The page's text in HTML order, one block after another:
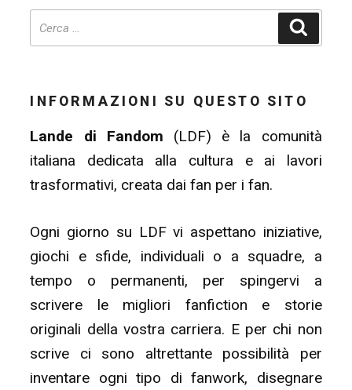
INFORMAZIONI SU QUESTO SITO
Lande di Fandom (LDF) è la comunità
italiana dedicata alla cultura e ai lavori
trasformativi, creata dai fan per i fan.
Ogni giorno su LDF vi aspettano iniziative,
giochi e sfide, individuali o a squadre, a
tempo o permanenti, per spingervi a
scrivere le migliori fanfiction e storie
originali della vostra carriera. E per chi non
scrive ci sono altrettante possibilità per
inventare ogni tipo di fanwork, disegnare